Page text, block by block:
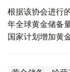
根据该协会进行
年全球黄金储备
国家计划增加黄